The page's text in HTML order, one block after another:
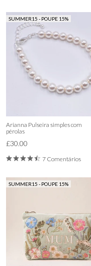
SUMMER15 - POUPE 15%
Arianna Pulseira simples com
pérolas
£30.00
7 Comentários
SUMMER15 - POUPE 15%